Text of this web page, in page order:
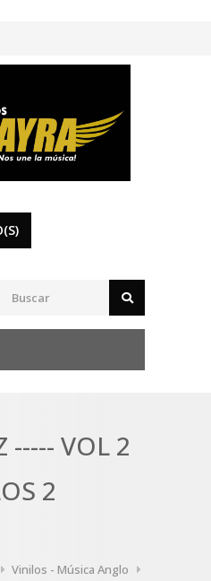
----- VOL 2
2
Vinilos - Música Anglo